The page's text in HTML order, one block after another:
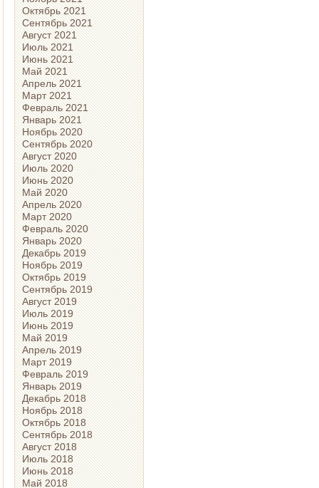
Октябрь 2021
Сентябрь 2021
Август 2021
Июль 2021
Июнь 2021
Май 2021
Апрель 2021
Март 2021
Февраль 2021
Январь 2021
Ноябрь 2020
Сентябрь 2020
Август 2020
Июль 2020
Июнь 2020
Май 2020
Апрель 2020
Март 2020
Февраль 2020
Январь 2020
Декабрь 2019
Ноябрь 2019
Октябрь 2019
Сентябрь 2019
Август 2019
Июль 2019
Июнь 2019
Май 2019
Апрель 2019
Март 2019
Февраль 2019
Январь 2019
Декабрь 2018
Ноябрь 2018
Октябрь 2018
Сентябрь 2018
Август 2018
Июль 2018
Июнь 2018
Май 2018